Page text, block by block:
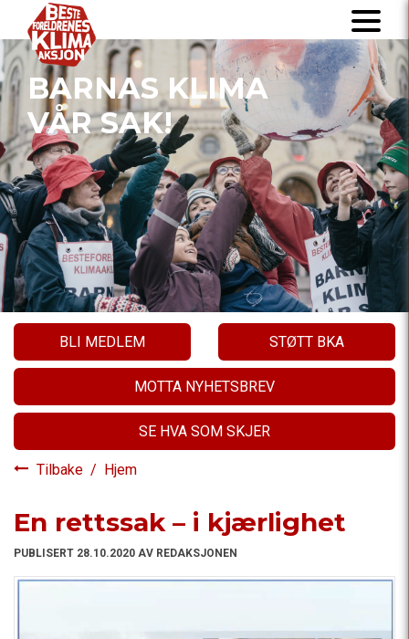
BARNAS KLIMA
VÅR SAK!
BLI MEDLEM STØTT BKA
MOTTA NYHETSBREV
SE HVA SOM SKJER
Tilbake / Hjem
En rettssak – i kjærlighet
PUBLISERT 28.10.2020 AV REDAKSJONEN